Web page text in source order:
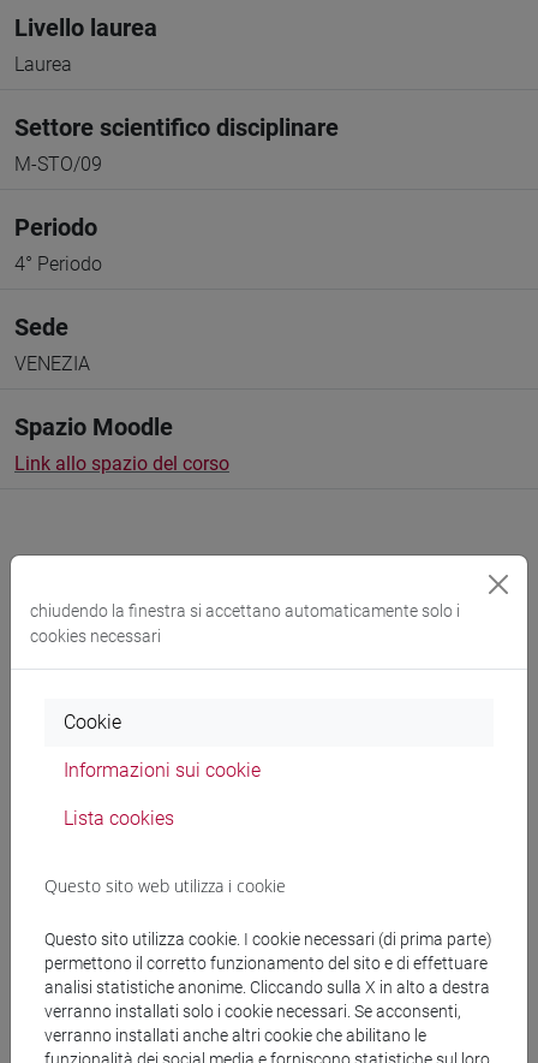
Livello laurea
Laurea
Settore scientifico disciplinare
M-STO/09
Periodo
4° Periodo
Sede
VENEZIA
Spazio Moodle
Link allo spazio del corso
Docenti e corsi di laurea
Programma
Docenti
Materiali didattici
Materiali su Moodle
chiudendo la finestra si accettano automaticamente solo i
cookies necessari
Cookie
Informazioni sui cookie
Lista cookies
Questo sito web utilizza i cookie
Questo sito utilizza cookie. I cookie necessari (di prima parte)
permettono il corretto funzionamento del sito e di effettuare
analisi statistiche anonime. Cliccando sulla X in alto a destra
verranno installati solo i cookie necessari. Se acconsenti,
verranno installati anche altri cookie che abilitano le